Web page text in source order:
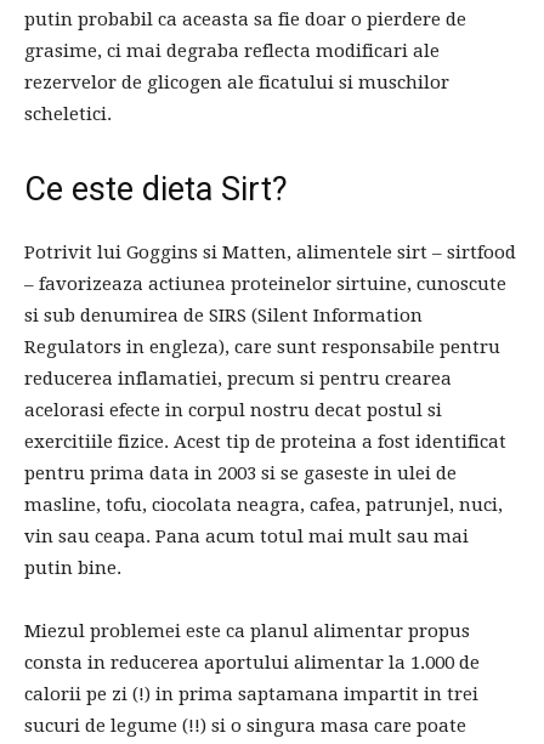
putin probabil ca aceasta sa fie doar o pierdere de
grasime, ci mai degraba reflecta modificari ale
rezervelor de glicogen ale ficatului si muschilor
scheletici.
Ce este dieta Sirt?
Potrivit lui Goggins si Matten, alimentele sirt – sirtfood
– favorizeaza actiunea proteinelor sirtuine, cunoscute
si sub denumirea de SIRS (Silent Information
Regulators in engleza), care sunt responsabile pentru
reducerea inflamatiei, precum si pentru crearea
acelorasi efecte in corpul nostru decat postul si
exercitiile fizice. Acest tip de proteina a fost identificat
pentru prima data in 2003 si se gaseste in ulei de
masline, tofu, ciocolata neagra, cafea, patrunjel, nuci,
vin sau ceapa. Pana acum totul mai mult sau mai
putin bine.
Miezul problemei este ca planul alimentar propus
consta in reducerea aportului alimentar la 1.000 de
calorii pe zi (!) in prima saptamana impartit in trei
sucuri de legume (!!) si o singura masa care poate